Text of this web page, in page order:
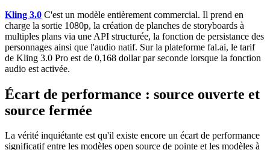
Kling 3.0 C'est un modèle entièrement commercial. Il prend en
charge la sortie 1080p, la création de planches de storyboards à
multiples plans via une API structurée, la fonction de persistance des
personnages ainsi que l'audio natif. Sur la plateforme fal.ai, le tarif
de Kling 3.0 Pro est de 0,168 dollar par seconde lorsque la fonction
audio est activée.
Écart de performance : source ouverte et
source fermée
La vérité inquiétante est qu'il existe encore un écart de performance
significatif entre les modèles open source de pointe et les modèles à